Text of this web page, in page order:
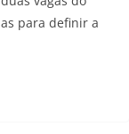
para definir a